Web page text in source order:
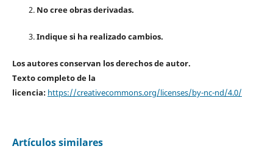
No cree obras derivadas.
Indique si ha realizado cambios.
Los autores conservan los derechos de autor.
Texto completo de la
licencia: https://creativecommons.org/licenses/by-nc-nd/4.0/
Artículos similares